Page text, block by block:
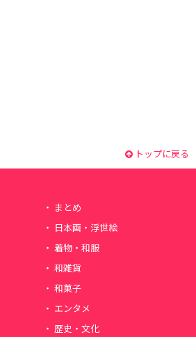
トップに戻る
まとめ
日本画・浮世絵
着物・和服
和雑貨
和菓子
エンタメ
歴史・文化